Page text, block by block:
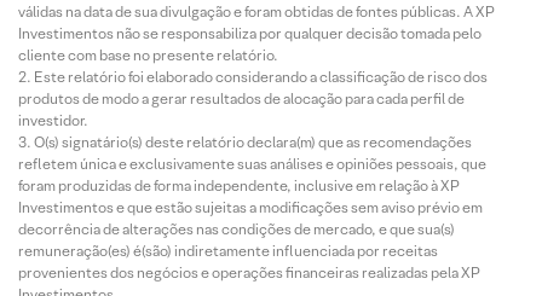
válidas na data de sua divulgação e foram obtidas de fontes públicas. A XP
Investimentos não se responsabiliza por qualquer decisão tomada pelo
cliente com base no presente relatório.
Este relatório foi elaborado considerando a classificação de risco dos
produtos de modo a gerar resultados de alocação para cada perfil de
investidor.
O(s) signatário(s) deste relatório declara(m) que as recomendações
refletem única e exclusivamente suas análises e opiniões pessoais, que
foram produzidas de forma independente, inclusive em relação à XP
Investimentos e que estão sujeitas a modificações sem aviso prévio em
decorrência de alterações nas condições de mercado, e que sua(s)
remuneração(es) é(são) indiretamente influenciada por receitas
provenientes dos negócios e operações financeiras realizadas pela XP